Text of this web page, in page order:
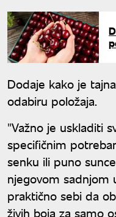
Dodaje kako je
odabiru položaja.
"Važno je uskladiti
specifičnim
senku ili puno
njegovom sadnjom
praktično sebi da
živih boja za samo